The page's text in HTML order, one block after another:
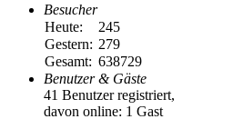
Besucher
Heute:
245
Gestern: 279
Gesamt: 638729
Benutzer & Gäste
41 Benutzer registriert,
davon online: 1 Gast